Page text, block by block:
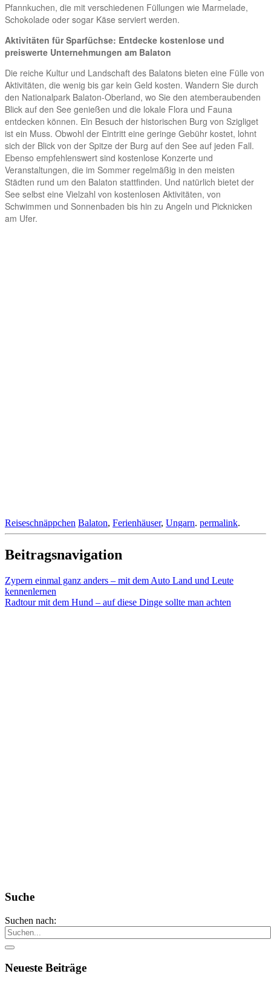
Pfannkuchen, die mit verschiedenen Füllungen wie Marmelade,
Schokolade oder sogar Käse serviert werden.
Aktivitäten für Sparfüchse: Entdecke kostenlose und
preiswerte Unternehmungen am Balaton
Die reiche Kultur und Landschaft des Balatons bieten eine Fülle von
Aktivitäten, die wenig bis gar kein Geld kosten. Wandern Sie durch
den Nationalpark Balaton-Oberland, wo Sie den atemberaubenden
Blick auf den See genießen und die lokale Flora und Fauna
entdecken können. Ein Besuch der historischen Burg von Szigliget
ist ein Muss. Obwohl der Eintritt eine geringe Gebühr kostet, lohnt
sich der Blick von der Spitze der Burg auf den See auf jeden Fall.
Ebenso empfehlenswert sind kostenlose Konzerte und
Veranstaltungen, die im Sommer regelmäßig in den meisten
Städten rund um den Balaton stattfinden. Und natürlich bietet der
See selbst eine Vielzahl von kostenlosen Aktivitäten, von
Schwimmen und Sonnenbaden bis hin zu Angeln und Picknicken
am Ufer.
Reiseschnäppchen Balaton, Ferienhäuser, Ungarn. permalink.
Beitragsnavigation
Zypern einmal ganz anders – mit dem Auto Land und Leute
kennenlernen
Radtour mit dem Hund – auf diese Dinge sollte man achten
Suche
Suchen nach:
Neueste Beiträge